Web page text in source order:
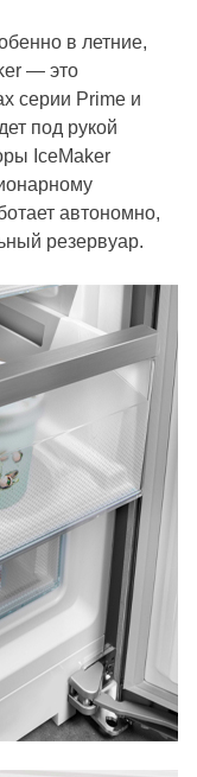
в летние,
— это
серии Prime и
под рукой
IceMaker
автономно,
резервуар.